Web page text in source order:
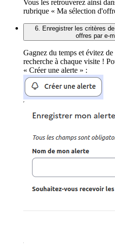
Vous les retrouverez ainsi
rubrique « Ma sélection
6. Enregistrer les critères
offres par e-
Gagnez du temps et évitez
recherche à chaque visite !
« Créer une alerte » :